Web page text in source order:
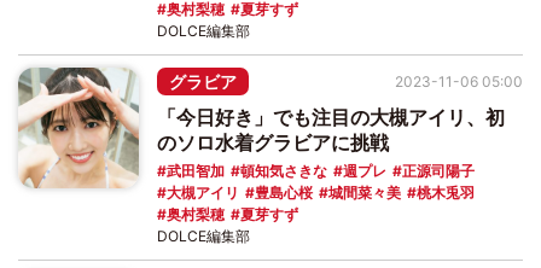
奥村梨穂
夏芽すず
DOLCE編集部
グラビア
「今日好き」でも注目の大槻アイリ、初
のソロ水着グラビアに挑戦
武田智加 頓知気さきな 週プレ
正源司陽子
大槻アイリ
豊島心桜 城間菜々美
桃木兎羽
奥村梨穂
夏芽すず
2023-11-06 05:00
DOLCE編集部